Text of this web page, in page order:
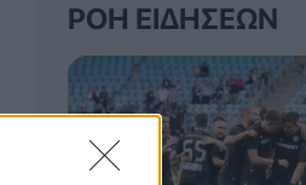
ΡΟΉ ΕΙΔΉΣΕΩΝ